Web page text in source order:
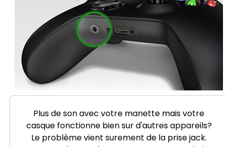
Plus de son avec votre manette mais votre
casque fonctionne bien sur d'autres appareils?
Le problème vient surement de la prise jack.